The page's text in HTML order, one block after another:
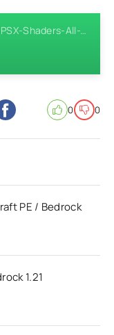
Nombre del fichero: PSX-Shaders-All-Versions.zip
0 0
PE / Bedrock
1.21